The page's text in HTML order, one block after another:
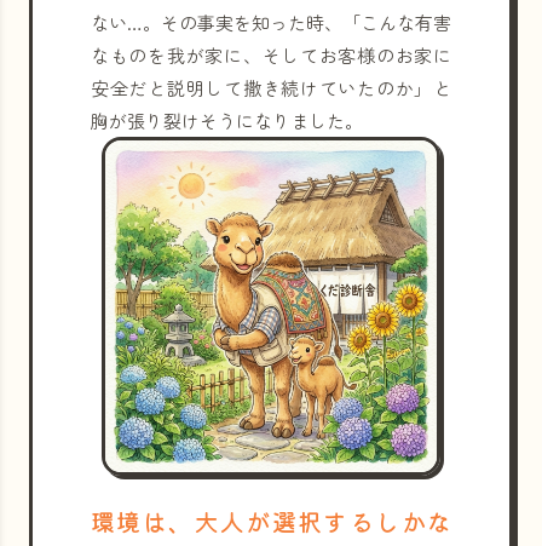
ない…。その事実を知った時、「こんな有害
なものを我が家に、そしてお客様のお家に
安全だと説明して撒き続けていたのか」と
胸が張り裂けそうになりました。
環境は、大人が選択するしかな